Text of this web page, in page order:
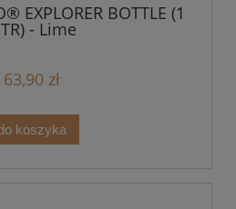
EXPLORER BOTTLE (1
- Lime
63,90 zł
koszyka